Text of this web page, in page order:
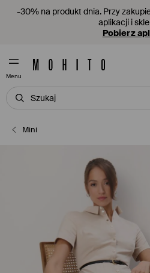
-30% na produkt dnia. Przy
aplikacji i
Pobierz
Menu
Mini